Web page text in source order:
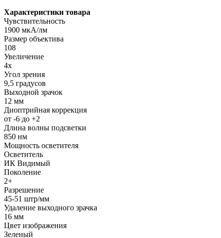
Характеристики товара
Чувствительность
1900 мкА/лм
Размер объектива
108
Увеличение
4х
Угол зрения
9,5 градусов
Выходной зрачок
12 мм
Диоптрийная коррекция
от -6 до +2
Длина волны подсветки
850 нм
Мощность осветителя
Осветитель
ИК Видимый
Поколение
2+
Разрешение
45-51 штр/мм
Удаление выходного зрачка
16 мм
Цвет изображения
Зеленый